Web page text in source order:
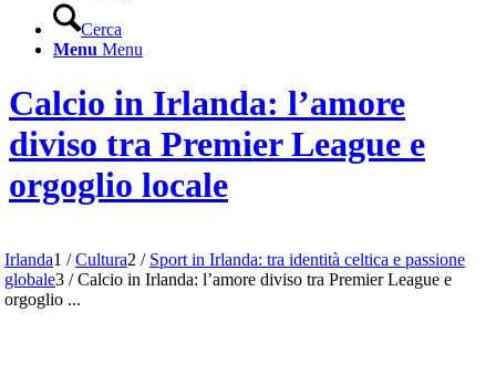
Cerca
Menu Menu
Calcio in Irlanda: l’amore
diviso tra Premier League e
orgoglio locale
Irlanda1 / Cultura2 / Sport in Irlanda: tra identità celtica e passione
globale3 / Calcio in Irlanda: l’amore diviso tra Premier League e
orgoglio ...